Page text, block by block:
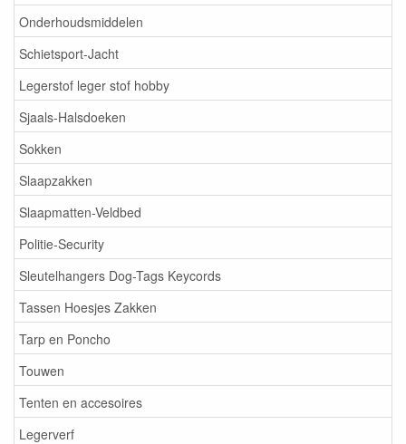
Onderhoudsmiddelen
Schietsport-Jacht
Legerstof leger stof hobby
Sjaals-Halsdoeken
Sokken
Slaapzakken
Slaapmatten-Veldbed
Politie-Security
Sleutelhangers Dog-Tags Keycords
Tassen Hoesjes Zakken
Tarp en Poncho
Touwen
Tenten en accesoires
Legerverf